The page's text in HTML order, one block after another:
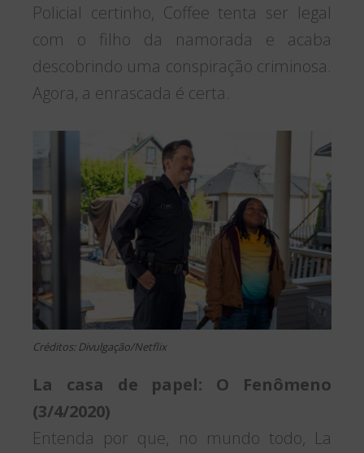
Policial certinho, Coffee tenta ser legal
com o filho da namorada e acaba
descobrindo uma conspiração criminosa.
Agora, a enrascada é certa.
Créditos: Divulgação/Netflix
La casa de papel: O Fenômeno
(3/4/2020)
Entenda por que, no mundo todo, La